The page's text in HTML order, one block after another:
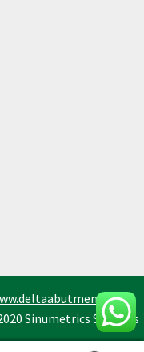
|
Sinumetrics Systems